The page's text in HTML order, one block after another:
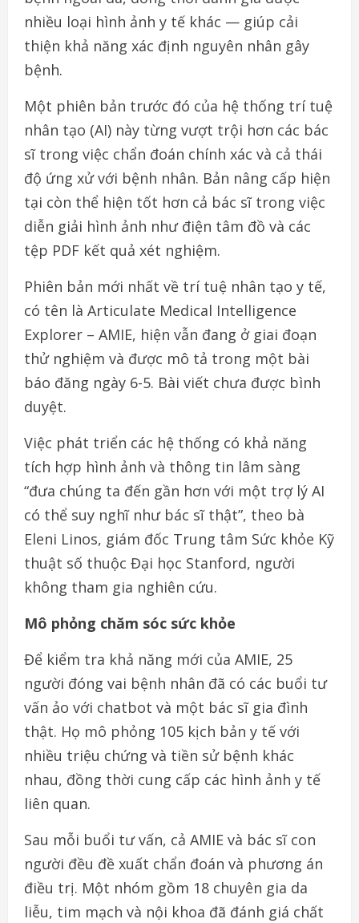
nhiều loại hình ảnh y tế khác — giúp cải
thiện khả năng xác định nguyên nhân gây
bệnh.
Một phiên bản trước đó của hệ thống trí tuệ
nhân tạo (AI) này từng vượt trội hơn các bác
sĩ trong việc chẩn đoán chính xác và cả thái
độ ứng xử với bệnh nhân. Bản nâng cấp hiện
tại còn thể hiện tốt hơn cả bác sĩ trong việc
diễn giải hình ảnh như điện tâm đồ và các
tệp PDF kết quả xét nghiệm.
Phiên bản mới nhất về trí tuệ nhân tạo y tế,
có tên là Articulate Medical Intelligence
Explorer – AMIE, hiện vẫn đang ở giai đoạn
thử nghiệm và được mô tả trong một bài
báo đăng ngày 6-5. Bài viết chưa được bình
duyệt.
Việc phát triển các hệ thống có khả năng
tích hợp hình ảnh và thông tin lâm sàng
“đưa chúng ta đến gần hơn với một trợ lý AI
có thể suy nghĩ như bác sĩ thật”, theo bà
Eleni Linos, giám đốc Trung tâm Sức khỏe Kỹ
thuật số thuộc Đại học Stanford, người
không tham gia nghiên cứu.
Mô phỏng chăm sóc sức khỏe
Để kiểm tra khả năng mới của AMIE, 25
người đóng vai bệnh nhân đã có các buổi tư
vấn ảo với chatbot và một bác sĩ gia đình
thật. Họ mô phỏng 105 kịch bản y tế với
nhiều triệu chứng và tiền sử bệnh khác
nhau, đồng thời cung cấp các hình ảnh y tế
liên quan.
Sau mỗi buổi tư vấn, cả AMIE và bác sĩ con
người đều đề xuất chẩn đoán và phương án
điều trị. Một nhóm gồm 18 chuyên gia da
liễu, tim mạch và nội khoa đã đánh giá chất